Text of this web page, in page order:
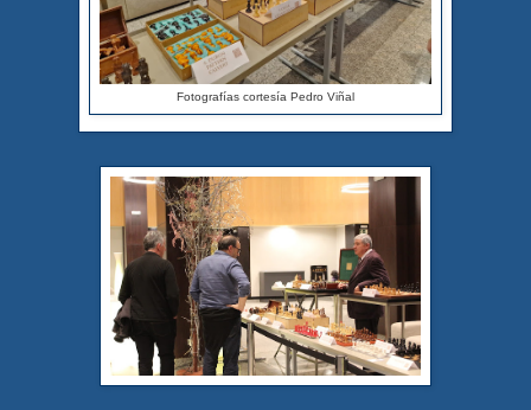
Fotografías cortesía Pedro Viñal